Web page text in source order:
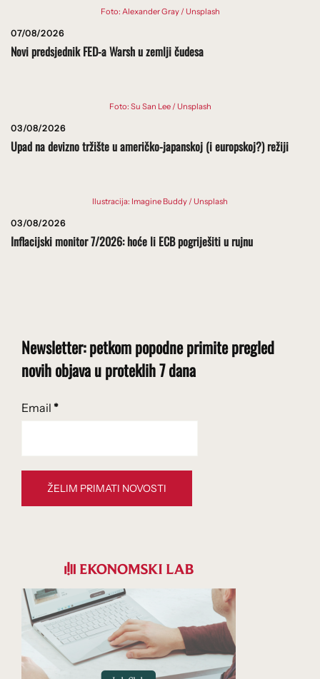
Foto: Alexander Gray / Unsplash
07/08/2026
Novi predsjednik FED-a Warsh u zemlji čudesa
Foto: Su San Lee / Unsplash
03/08/2026
Upad na devizno tržište u američko-japanskoj (i europskoj?) režiji
Ilustracija: Imagine Buddy / Unsplash
03/08/2026
Inflacijski monitor 7/2026: hoće li ECB pogriješiti u rujnu
Newsletter: petkom popodne primite pregled
novih objava u proteklih 7 dana
Email *